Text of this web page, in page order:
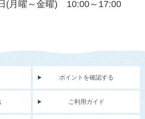
(月曜～金曜) 10:00～17:00
ポイントを確認する
ご利用ガイド